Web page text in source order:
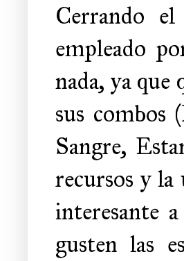
Cerrando
empleado
nada, ya que
sus combos
Sangre,
recursos y la
interesante
gusten las